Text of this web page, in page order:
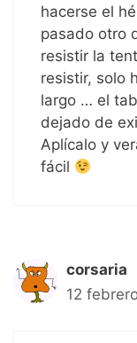
hacerse el
pasado otro
resistir la
resistir, solo
largo … el
dejado de
Aplícalo y
fácil
corsaria
12